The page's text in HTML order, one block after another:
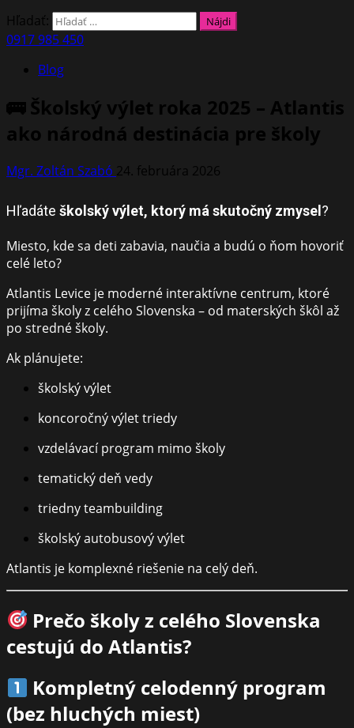
Hľadať:
0917 985 450
Blog
🚌 Školský výlet roka 2025 – Atlantis
ako národná destinácia pre školy
Mgr. Zoltán Szabó 24. februára 2026
Hľadáte školský výlet, ktorý má skutočný zmysel?
Miesto, kde sa deti zabavia, naučia a budú o ňom hovoriť
celé leto?
Atlantis Levice je moderné interaktívne centrum, ktoré
prijíma školy z celého Slovenska – od materských škôl až
po stredné školy.
Ak plánujete:
školský výlet
koncoročný výlet triedy
vzdelávací program mimo školy
tematický deň vedy
triedny teambuilding
školský autobusový výlet
Atlantis je komplexné riešenie na celý deň.
Prečo školy z celého Slovenska
cestujú do Atlantis?
Kompletný celodenný program
(bez hluchých miest)